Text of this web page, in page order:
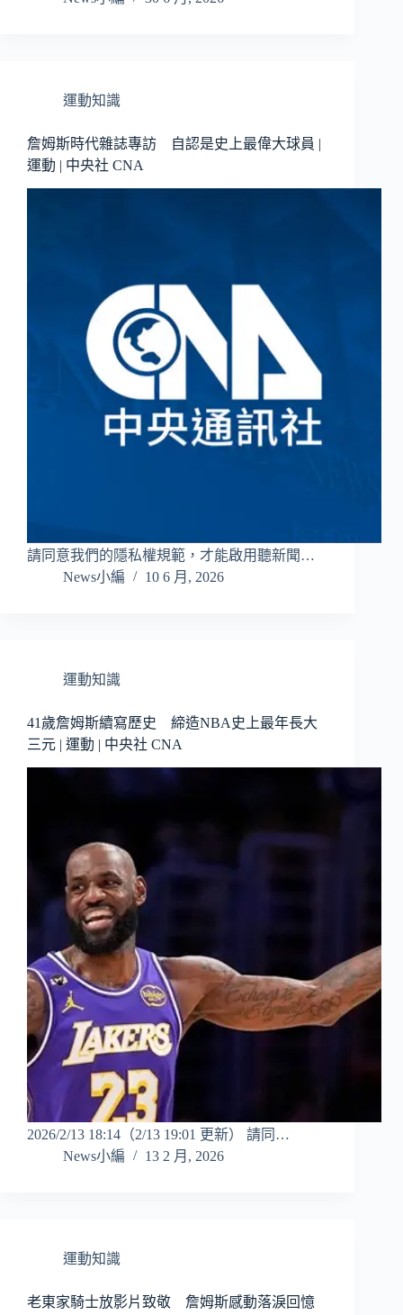
運動知識
詹姆斯時代雜誌專訪 自認是史上最偉大球員 |
運動 | 中央社 CNA
請同意我們的隱私權規範，才能啟用聽新聞…
News小編
10 6 月, 2026
運動知識
41歲詹姆斯續寫歷史 締造NBA史上最年長大
三元 | 運動 | 中央社 CNA
2026/2/13 18:14（2/13 19:01 更新） 請同…
News小編
13 2 月, 2026
運動知識
老東家騎士放影片致敬 詹姆斯感動落淚回憶